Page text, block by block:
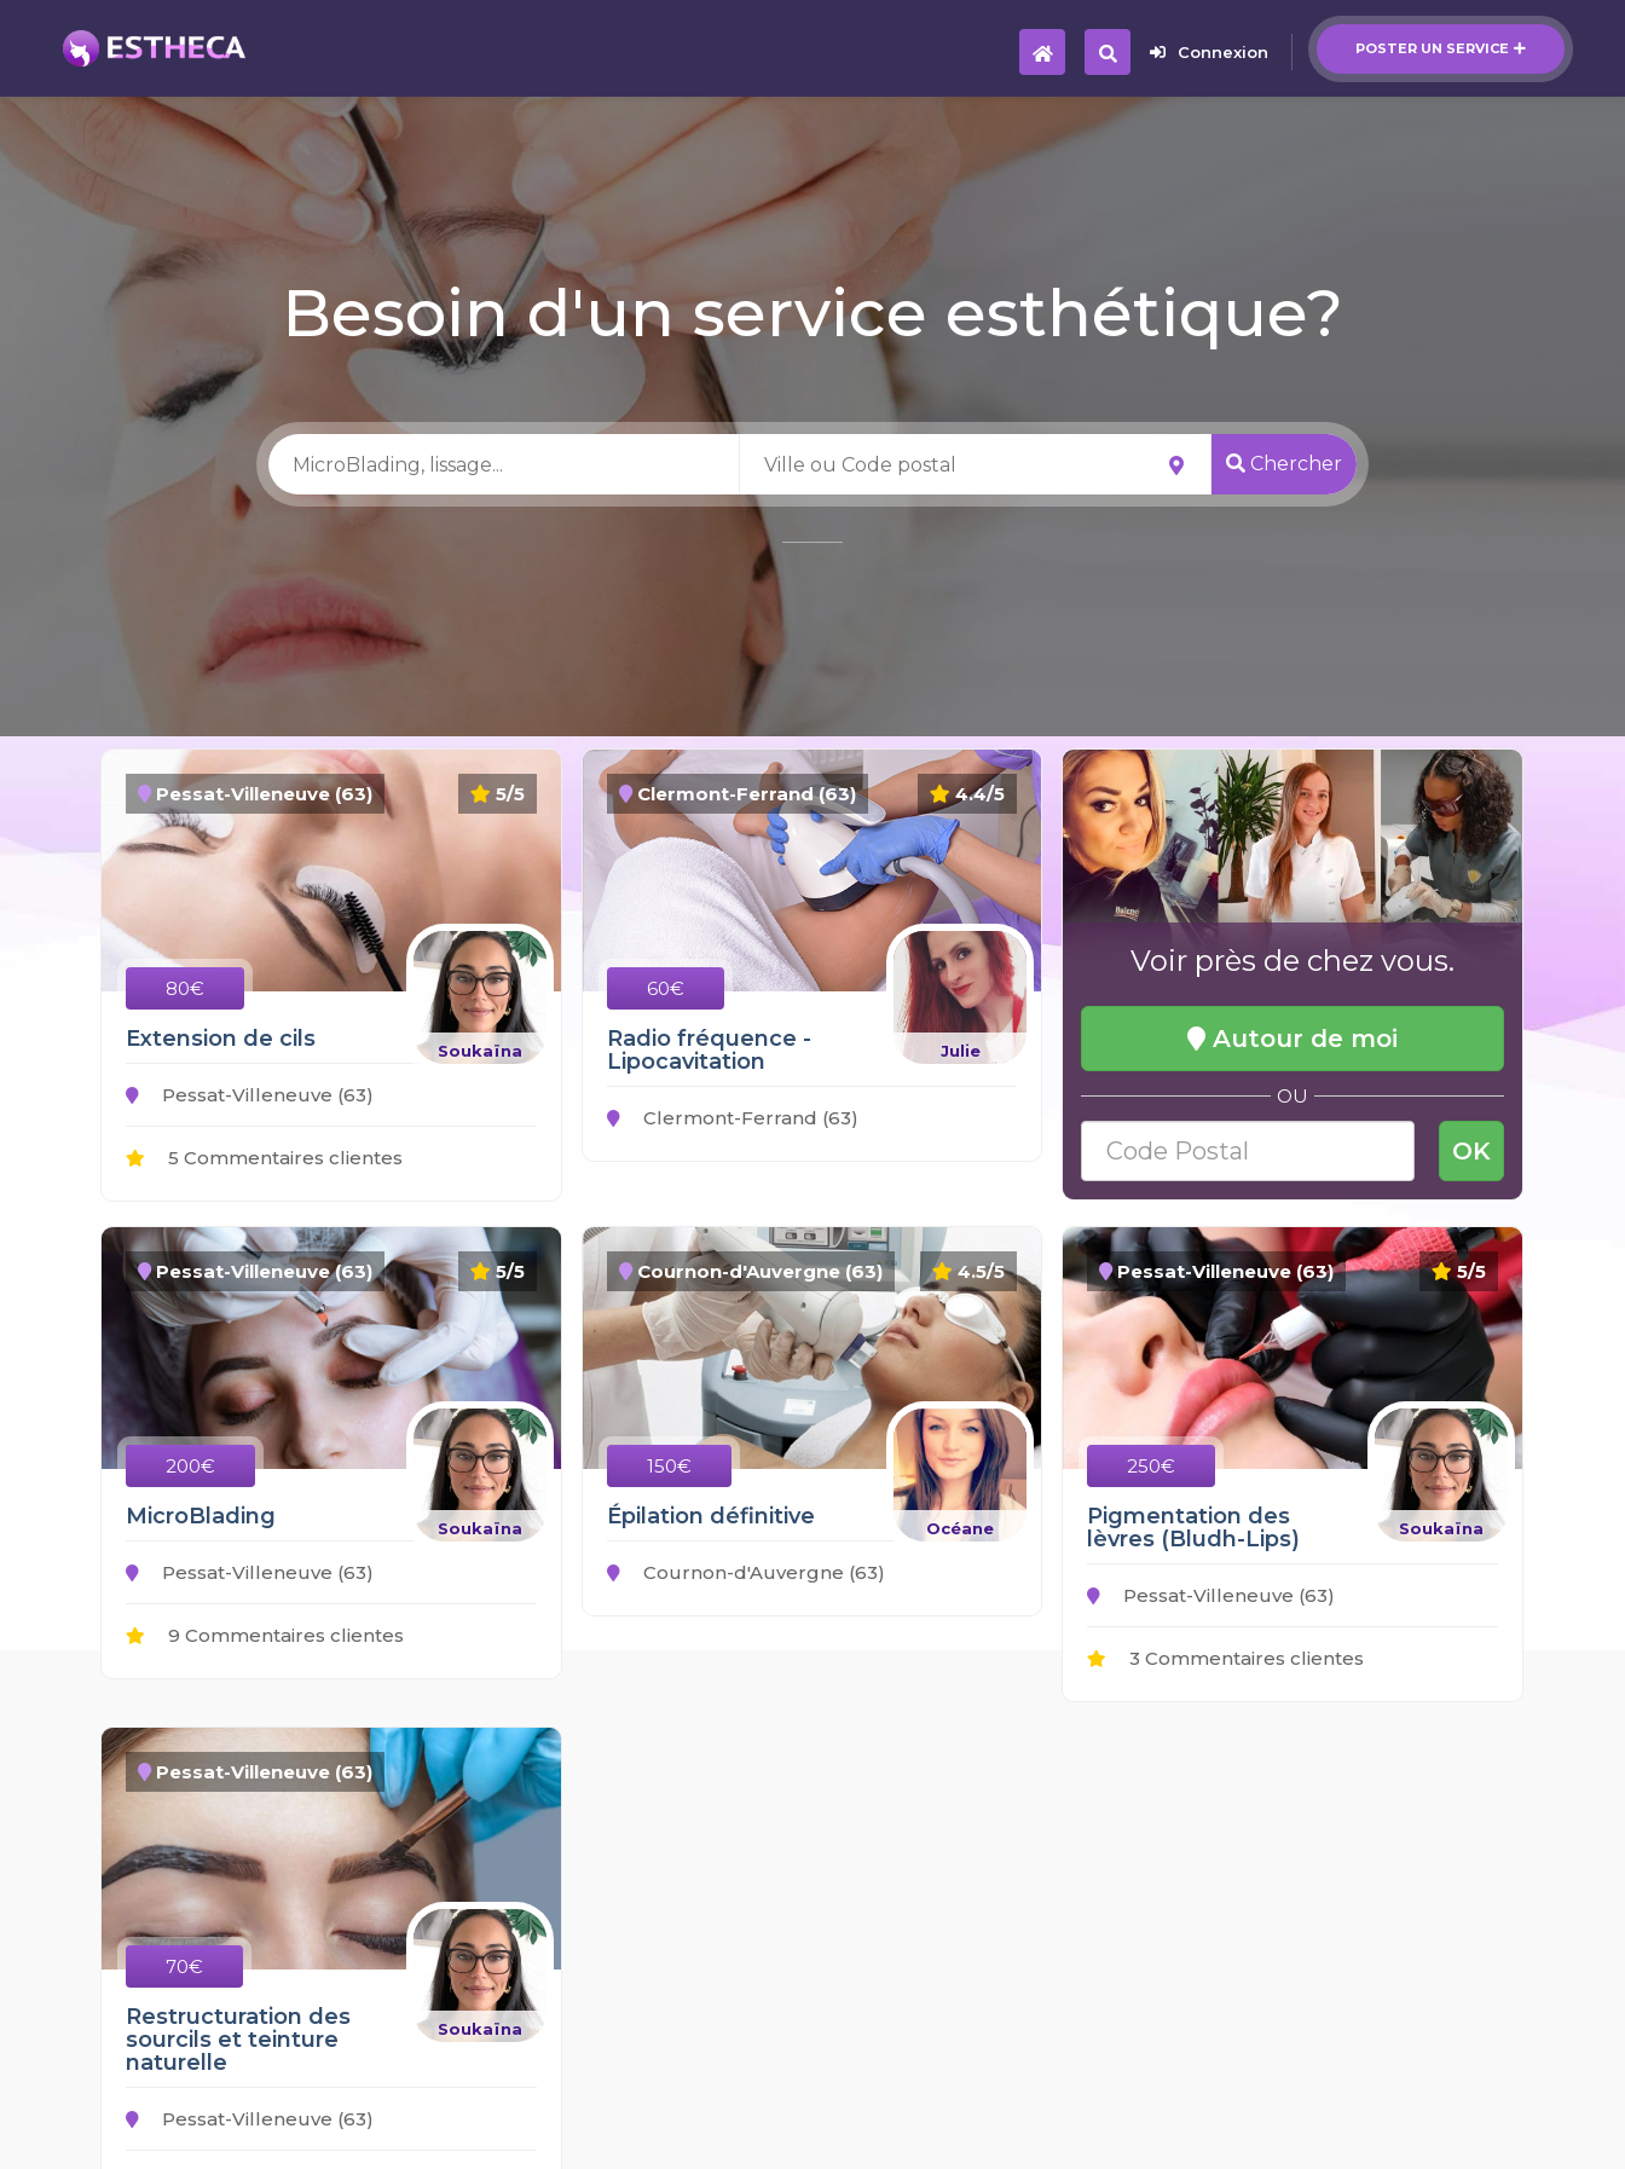
POSTER UN SERVICE
Connexion
Besoin d'un service esthétique?
Chercher
5/5
Pessat-Villeneuve (63)
80€
Soukaïna
Extension de cils
Pessat-Villeneuve (63)
5 Commentaires clientes
4.4/5
Clermont-Ferrand (63)
60€
Julie
Radio fréquence -
Lipocavitation
Clermont-Ferrand (63)
Voir près de chez vous.
Autour de moi
OU
OK
5/5
Pessat-Villeneuve (63)
200€
Soukaïna
MicroBlading
Pessat-Villeneuve (63)
9 Commentaires clientes
4.5/5
Cournon-d'Auvergne (63)
150€
Océane
Épilation définitive
Cournon-d'Auvergne (63)
5/5
Pessat-Villeneuve (63)
250€
Soukaïna
Pigmentation des
lèvres (Bludh-Lips)
Pessat-Villeneuve (63)
3 Commentaires clientes
Pessat-Villeneuve (63)
70€
Soukaïna
Restructuration des
sourcils et teinture
naturelle
Pessat-Villeneuve (63)